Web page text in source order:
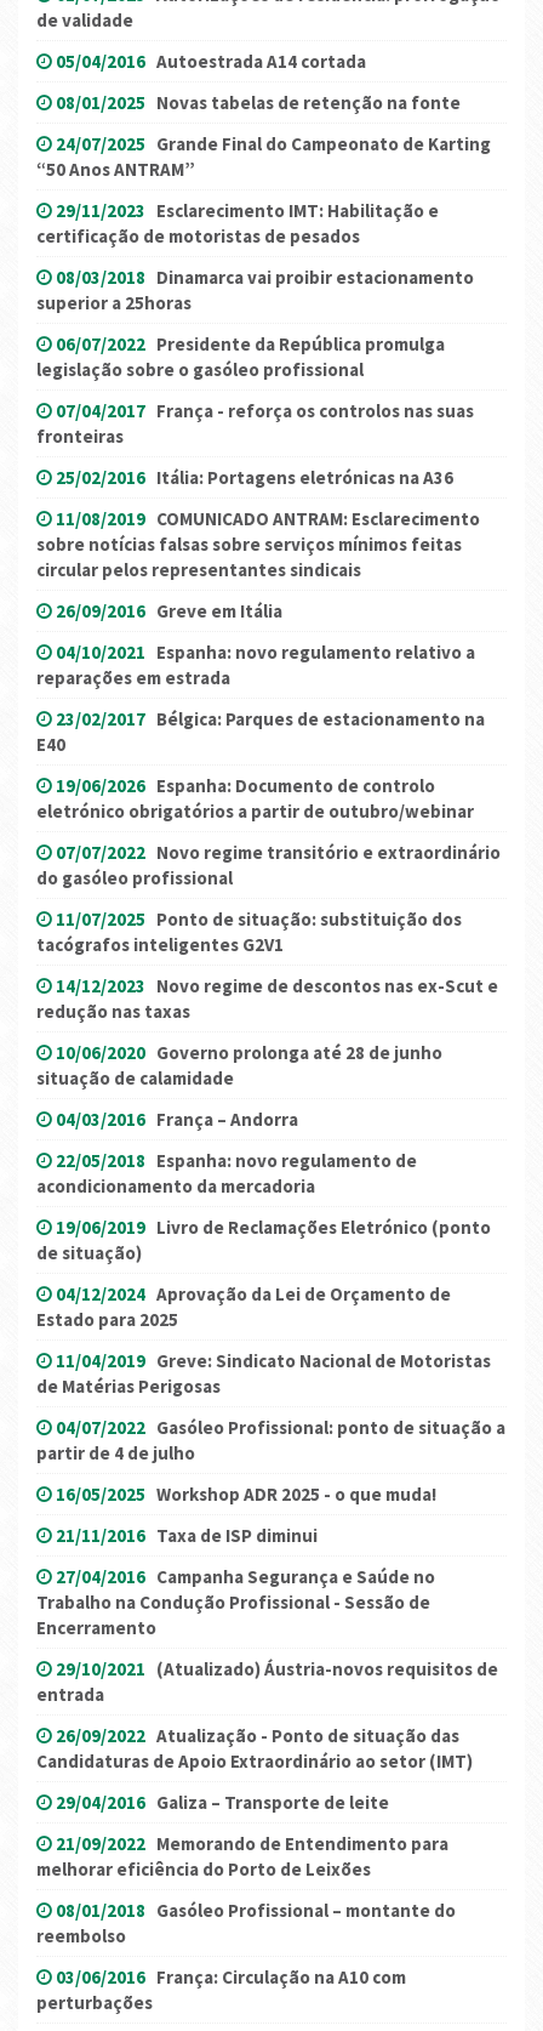
de validade
05/04/2016 Autoestrada A14 cortada
08/01/2025 Novas tabelas de retenção na fonte
24/07/2025 Grande Final do Campeonato de Karting
“50 Anos ANTRAM”
29/11/2023 Esclarecimento IMT: Habilitação e
certificação de motoristas de pesados
08/03/2018 Dinamarca vai proibir estacionamento
superior a 25horas
06/07/2022 Presidente da República promulga
legislação sobre o gasóleo profissional
07/04/2017 França - reforça os controlos nas suas
fronteiras
25/02/2016 Itália: Portagens eletrónicas na A36
11/08/2019 COMUNICADO ANTRAM: Esclarecimento
sobre notícias falsas sobre serviços mínimos feitas
circular pelos representantes sindicais
26/09/2016 Greve em Itália
04/10/2021 Espanha: novo regulamento relativo a
reparações em estrada
23/02/2017 Bélgica: Parques de estacionamento na
E40
19/06/2026 Espanha: Documento de controlo
eletrónico obrigatórios a partir de outubro/webinar
07/07/2022 Novo regime transitório e extraordinário
do gasóleo profissional
11/07/2025 Ponto de situação: substituição dos
tacógrafos inteligentes G2V1
14/12/2023 Novo regime de descontos nas ex-Scut e
redução nas taxas
10/06/2020 Governo prolonga até 28 de junho
situação de calamidade
04/03/2016 França – Andorra
22/05/2018 Espanha: novo regulamento de
acondicionamento da mercadoria
19/06/2019 Livro de Reclamações Eletrónico (ponto
de situação)
04/12/2024 Aprovação da Lei de Orçamento de
Estado para 2025
11/04/2019 Greve: Sindicato Nacional de Motoristas
de Matérias Perigosas
04/07/2022 Gasóleo Profissional: ponto de situação a
partir de 4 de julho
16/05/2025 Workshop ADR 2025 - o que muda!
21/11/2016 Taxa de ISP diminui
27/04/2016 Campanha Segurança e Saúde no
Trabalho na Condução Profissional - Sessão de
Encerramento
29/10/2021 (Atualizado) Áustria-novos requisitos de
entrada
26/09/2022 Atualização - Ponto de situação das
Candidaturas de Apoio Extraordinário ao setor (IMT)
29/04/2016 Galiza – Transporte de leite
21/09/2022 Memorando de Entendimento para
melhorar eficiência do Porto de Leixões
08/01/2018 Gasóleo Profissional – montante do
reembolso
03/06/2016 França: Circulação na A10 com
perturbações